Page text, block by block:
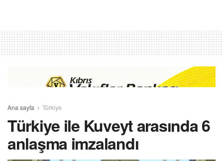
Ana sayfa Türkiye
Türkiye ile Kuveyt arasında 6
anlaşma imzalandı